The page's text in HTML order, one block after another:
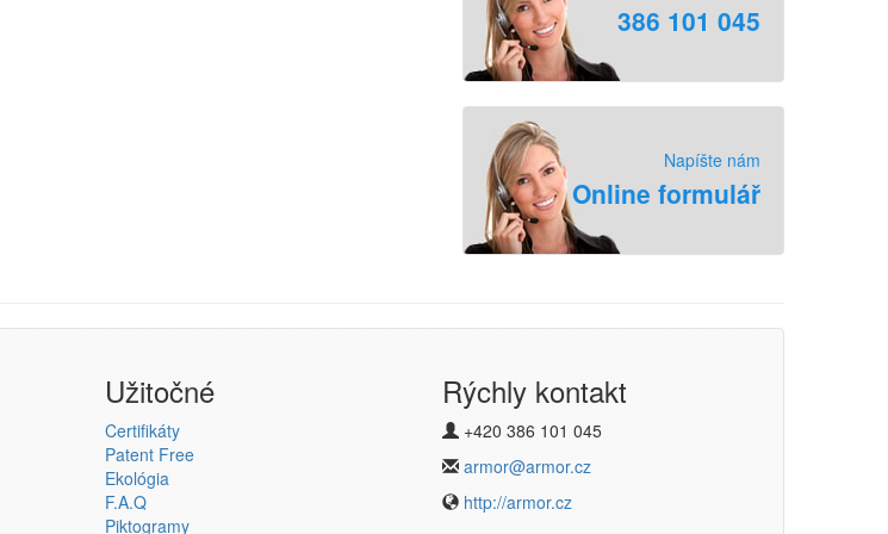
386 101 045
Napíšte nám
Online formulář
Užitočné
Certifikáty
Patent Free
Ekológia
F.A.Q
Piktogramy
Rýchly kontakt
+420 386 101 045
armor@armor.cz
http://armor.cz